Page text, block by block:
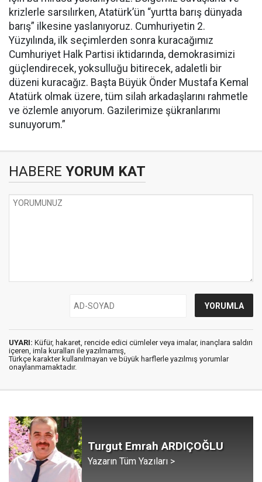
krizlerle sarsılırken, Atatürk’ün “yurtta barış dünyada
barış” ilkesine yaslanıyoruz. Cumhuriyetin 2.
Yüzyılında, ilk seçimlerden sonra kuracağımız
Cumhuriyet Halk Partisi iktidarında, demokrasimizi
güçlendirecek, yoksulluğu bitirecek, adaletli bir
düzeni kuracağız. Başta Büyük Önder Mustafa Kemal
Atatürk olmak üzere, tüm silah arkadaşlarını rahmetle
ve özlemle anıyorum. Gazilerimize şükranlarımı
sunuyorum.”
HABERE YORUM KAT
UYARI: Küfür, hakaret, rencide edici cümleler veya imalar, inançlara saldırı
içeren, imla kuralları ile yazılmamış,
Türkçe karakter kullanılmayan ve büyük harflerle yazılmış yorumlar
onaylanmamaktadır.
Turgut Emrah ARDIÇOĞLU
Yazarın Tüm Yazıları >